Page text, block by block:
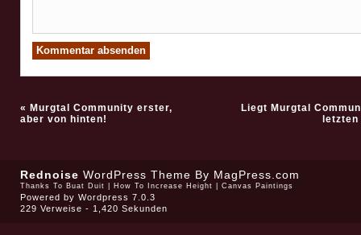
« Murgtal Community erster,
aber von hinten!
Liegt Murgtal
Rednoise WordPress Theme By MagPress.com
Thanks To Buat Duit How To Increase Height Canvas Paintings
Powered by Wordpress 7.0.3
229 Verweise - 1,420 Sekunden